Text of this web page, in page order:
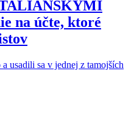
na účte, ktoré
usadili sa v jednej z tamojších